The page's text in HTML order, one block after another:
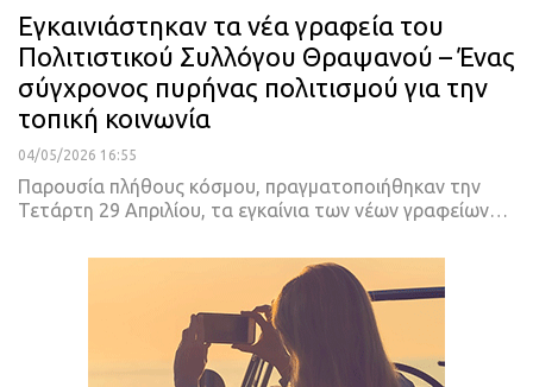
Εγκαινιάστηκαν τα νέα γραφεία του
Πολιτιστικού Συλλόγου Θραψανού – Ένας
σύγχρονος πυρήνας πολιτισμού για την
τοπική κοινωνία
04/05/2026 16:55
Παρουσία πλήθους κόσμου, πραγματοποιήθηκαν την
Τετάρτη 29 Απριλίου, τα εγκαίνια των νέων γραφείων…